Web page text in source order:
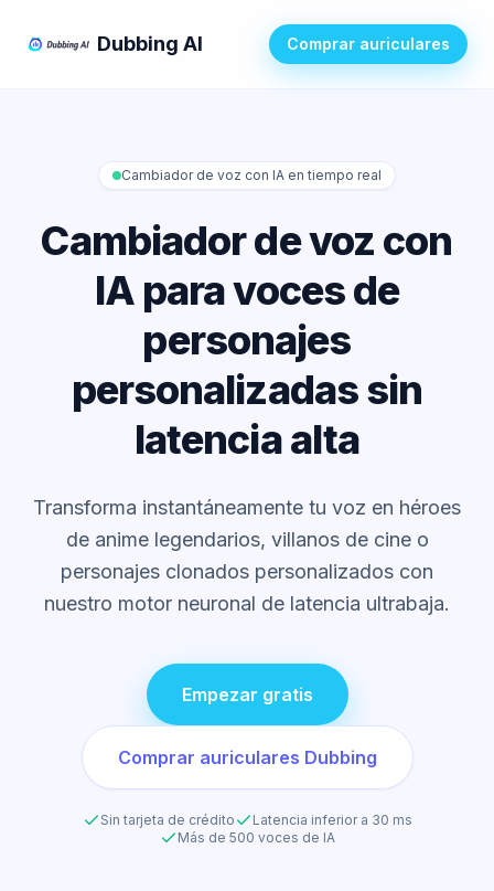
Dubbing AI Comprar auriculares
Cambiador de voz con IA en tiempo real
Cambiador de voz con
IA para voces de
personajes
personalizadas sin
latencia alta
Transforma instantáneamente tu voz en héroes
de anime legendarios, villanos de cine o
personajes clonados personalizados con
nuestro motor neuronal de latencia ultrabaja.
Empezar gratis
Comprar auriculares Dubbing
Sin tarjeta de crédito
Latencia inferior a 30 ms
Más de 500 voces de IA